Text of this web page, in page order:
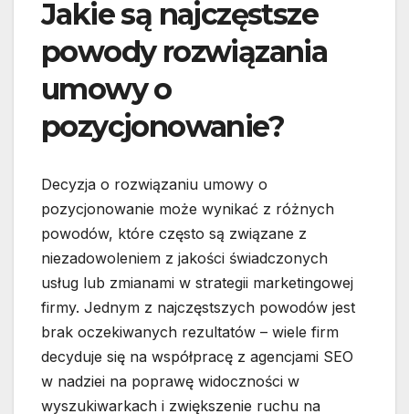
Jakie są najczęstsze
powody rozwiązania
umowy o
pozycjonowanie?
Decyzja o rozwiązaniu umowy o
pozycjonowanie może wynikać z różnych
powodów, które często są związane z
niezadowoleniem z jakości świadczonych
usług lub zmianami w strategii marketingowej
firmy. Jednym z najczęstszych powodów jest
brak oczekiwanych rezultatów – wiele firm
decyduje się na współpracę z agencjami SEO
w nadziei na poprawę widoczności w
wyszukiwarkach i zwiększenie ruchu na